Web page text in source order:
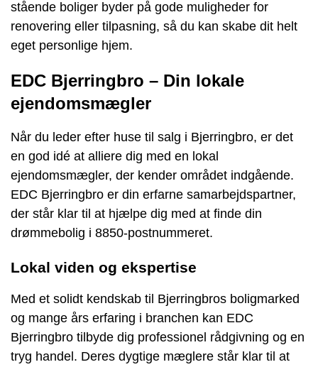
stående boliger byder på gode muligheder for
renovering eller tilpasning, så du kan skabe dit helt
eget personlige hjem.
EDC Bjerringbro – Din lokale
ejendomsmægler
Når du leder efter huse til salg i Bjerringbro, er det
en god idé at alliere dig med en lokal
ejendomsmægler, der kender området indgående.
EDC Bjerringbro er din erfarne samarbejdspartner,
der står klar til at hjælpe dig med at finde din
drømmebolig i 8850-postnummeret.
Lokal viden og ekspertise
Med et solidt kendskab til Bjerringbros boligmarked
og mange års erfaring i branchen kan EDC
Bjerringbro tilbyde dig professionel rådgivning og en
tryg handel. Deres dygtige mæglere står klar til at